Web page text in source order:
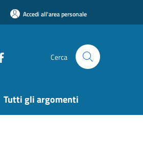
Accedi all'area personale
Cerca
Tutti gli argomenti